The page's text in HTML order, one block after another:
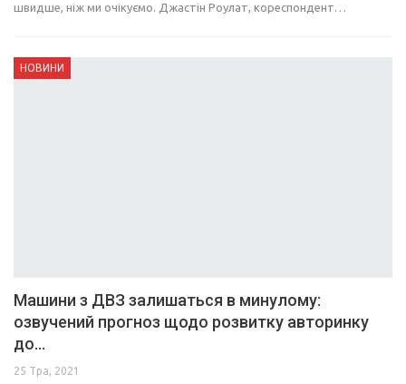
швидше, ніж ми очікуємо. Джастін Роулат, кореспондент…
НОВИНИ
Машини з ДВЗ залишаться в минулому:
озвучений прогноз щодо розвитку авторинку
до…
25 Тра, 2021